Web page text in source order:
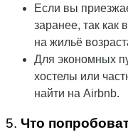
Если вы
заранее, так как
на жильё
Для экономных
хостелы или
найти на Airbnb.
5. Что